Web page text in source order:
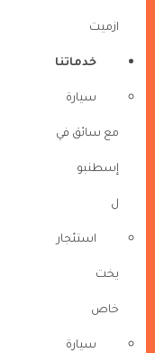
ازميت
خدماتنا
سيارة
مع سائق في
إسطنبو
ل
استئجار
يخت
خاص
سيارة